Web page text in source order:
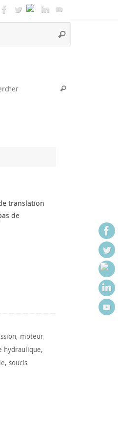
Rechercher
Rechercher
translation
de
, moteur
hydraulique,
, soucis